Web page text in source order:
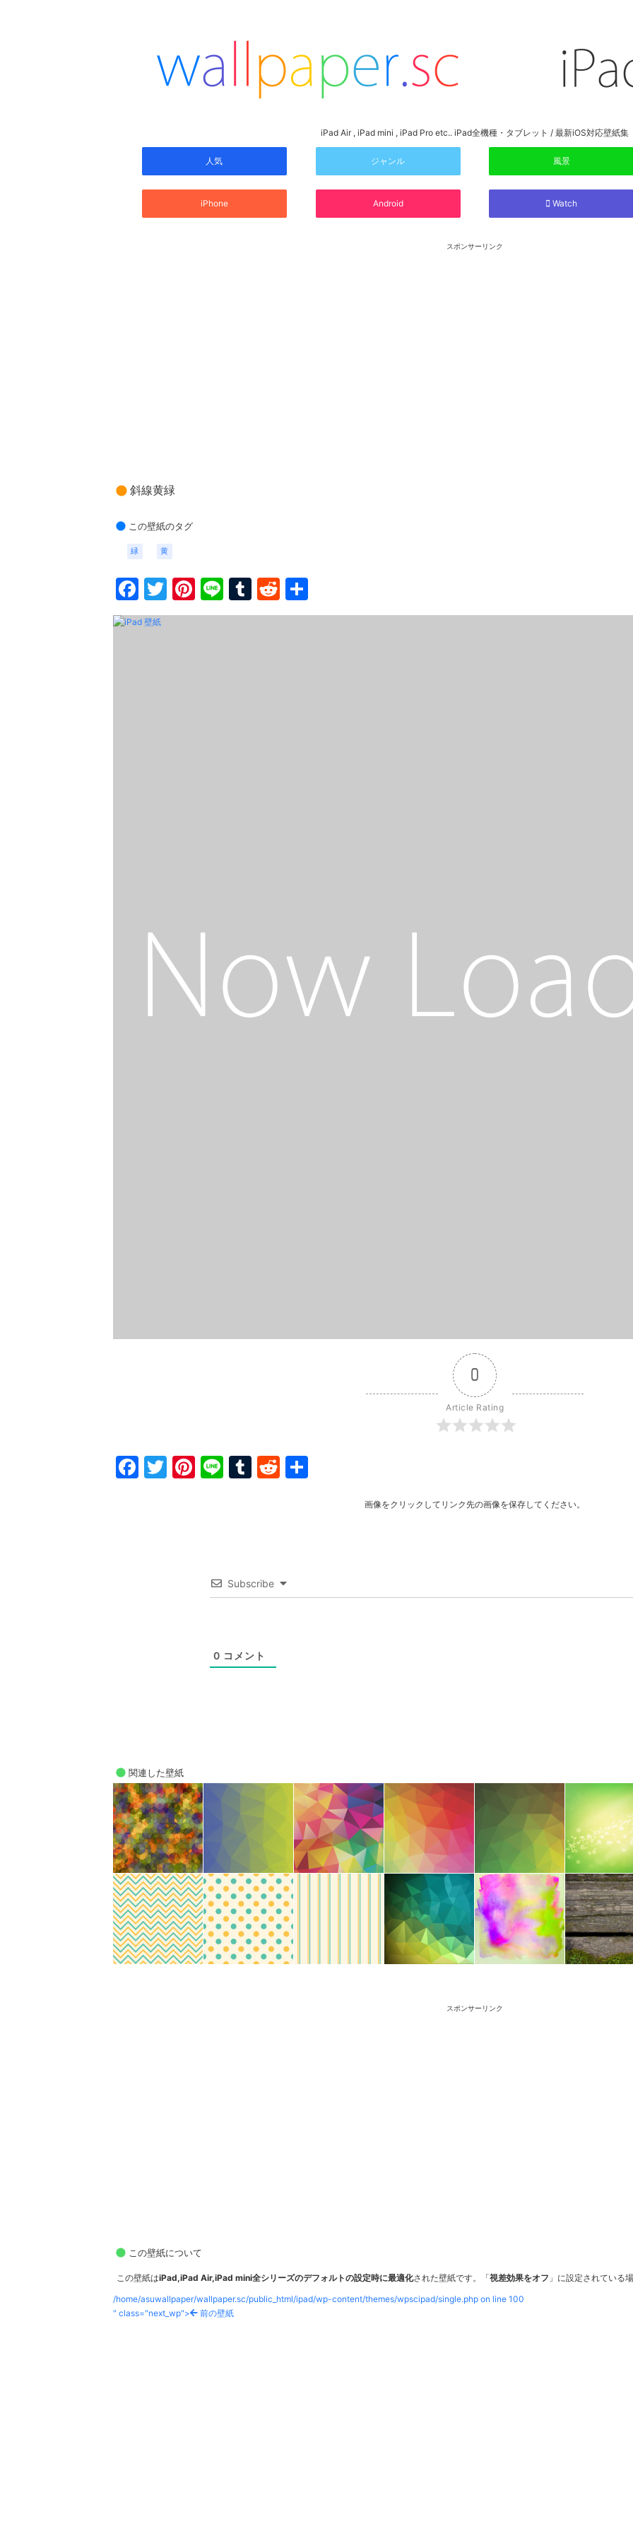
iPad Air , iPad mini , iPad Pro etc.. iPad全機種・タブレット / 最新iOS対応壁紙集
人気 ジャンル 風景
iPhone Android Watch
スポンサーリンク
斜線黄緑
この壁紙のタグ
緑 黄
Facebook
Twitter
Pinterest
LineTumblr
Reddit
有
0
Article Rating
Facebook
Twitter
Pinterest
LineTumblr
Reddit
画像をクリックしてリンク先の画像を保存してください。
Subscribe
0 コメント
関連した壁紙
スポンサーリンク
この壁紙について
この壁紙はiPad,iPad Air,iPad mini全シリーズのデフォルトの設定時に最適化された壁紙です。「視差効果をオフ 」に設定されている
/home/asuwallpaper/wallpaper.sc/public_html/ipad/wp-content/themes/wpscipad/single.php on line 100
" class="next_wp">
前の壁紙